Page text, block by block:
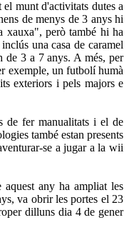
munt d'activitats dutes a
de menys de 3 anys hi
xauxa", però també hi ha
una casa de caramel
de 3 a 7 anys. A més, per
exemple, un futbolí humà
exteriors i pels majors e
de fer manualitats i el de
també estan presents
se a jugar a la wii
any ha ampliat les
va obrir les portes el 23
dilluns dia 4 de gener